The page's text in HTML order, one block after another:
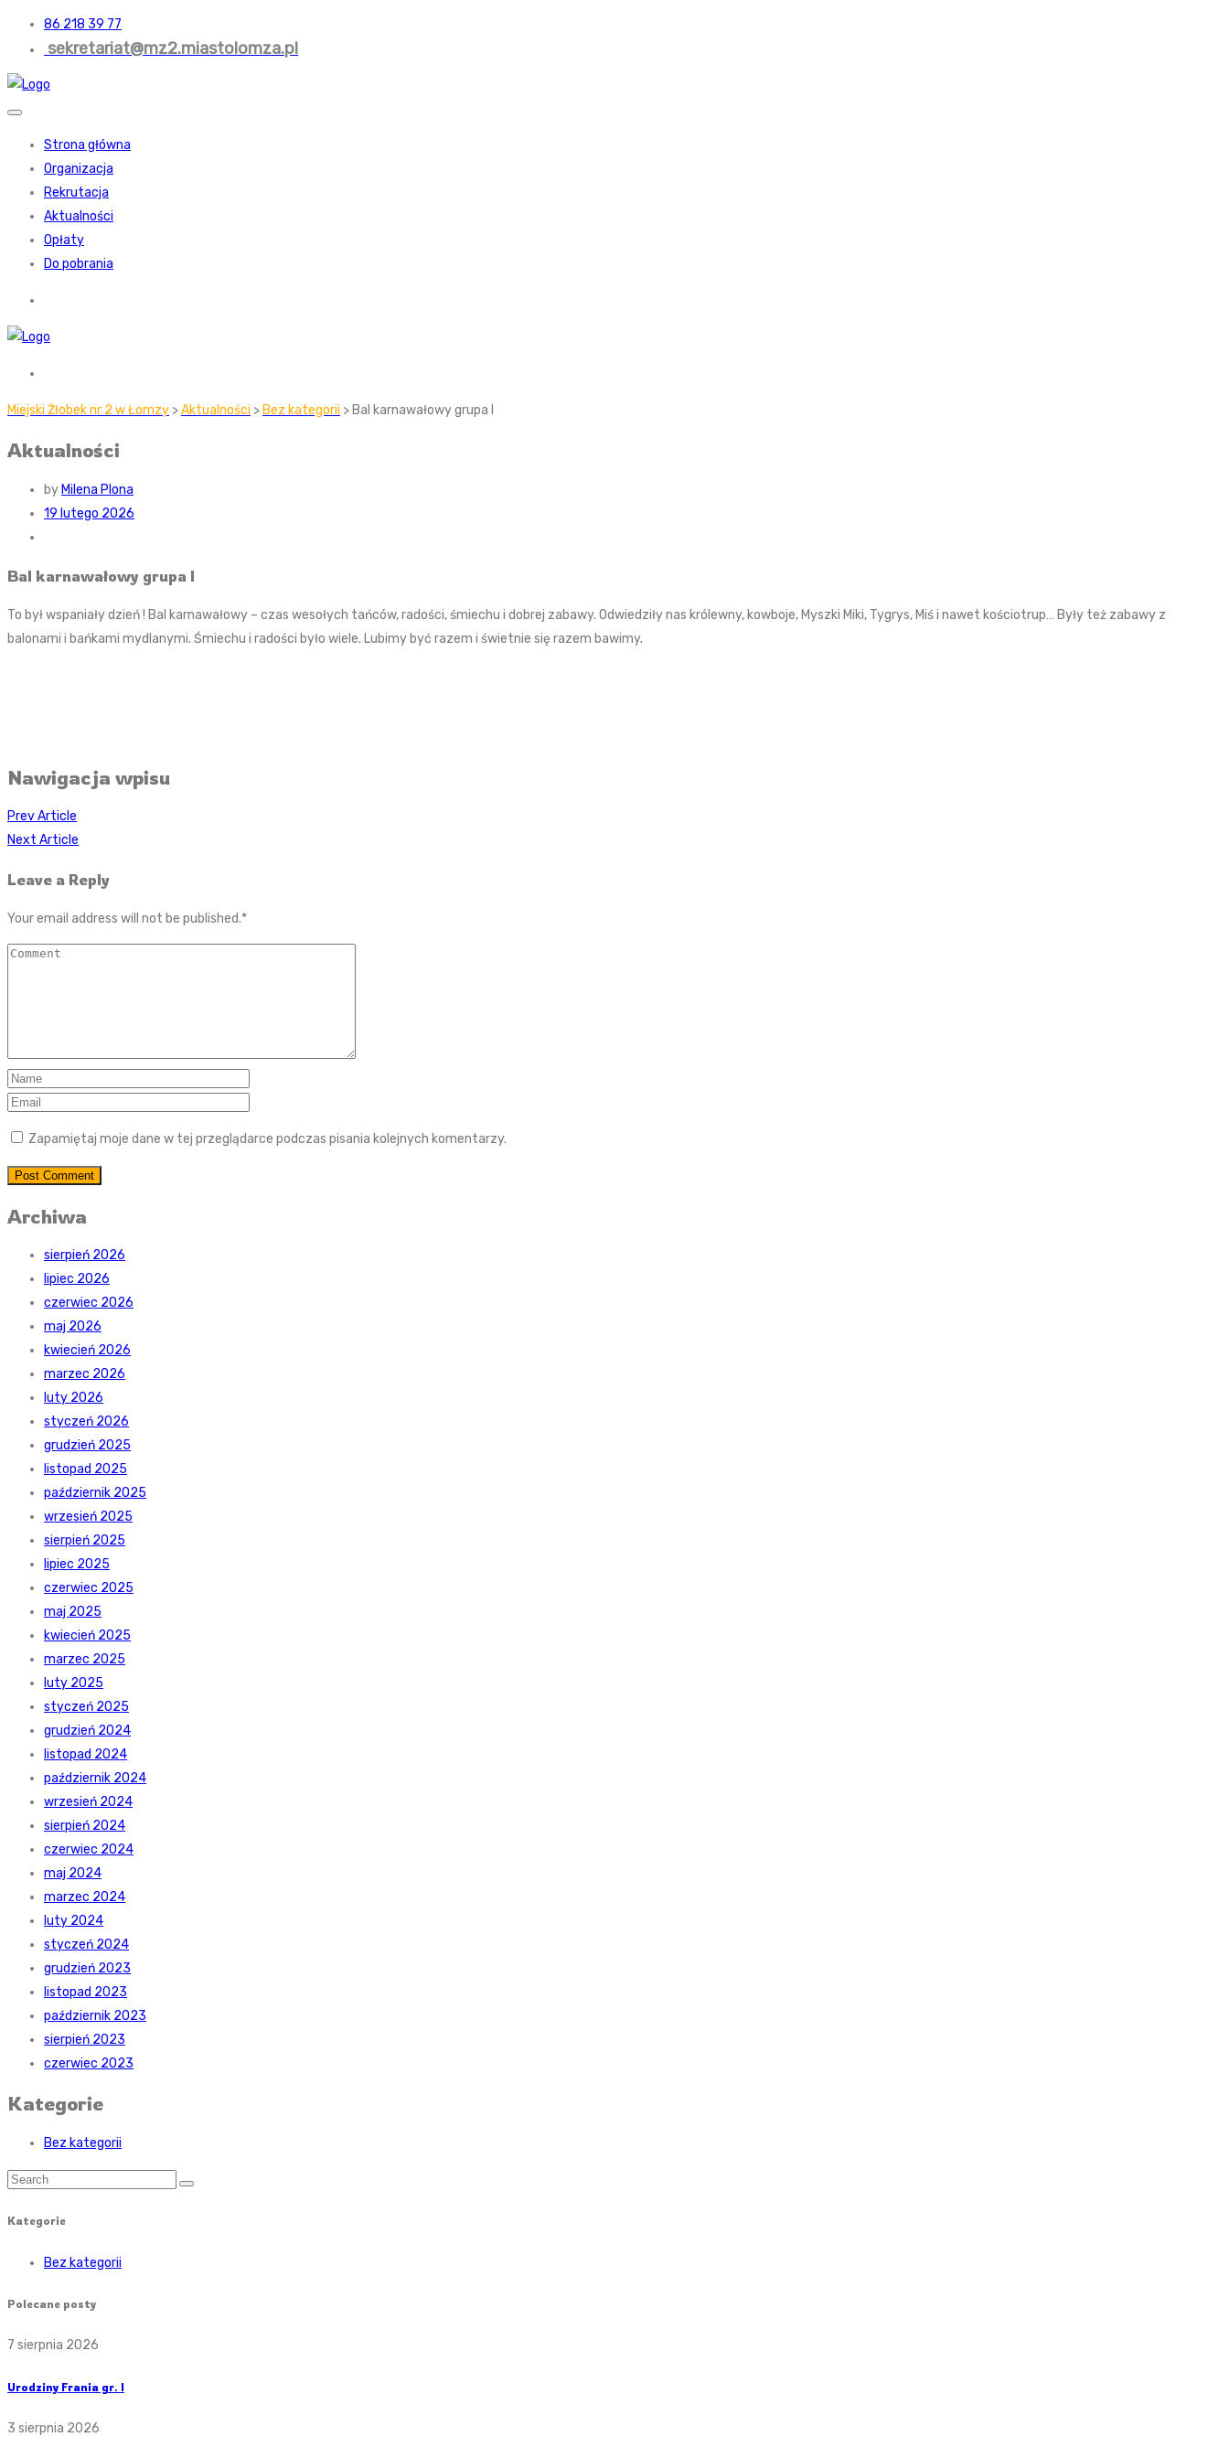
86 218 39 77
sekretariat@mz2.miastolomza.pl
Strona główna
Organizacja
Rekrutacja
Aktualności
Opłaty
Do pobrania
Miejski Żłobek nr 2 w Łomzy >Aktualności > Bez kategorii > Bal karnawałowy grupa I
Aktualności
by Milena Plona
19 lutego 2026
Bal karnawałowy grupa I
To był wspaniały dzień ! Bal karnawałowy – czas wesołych tańców, radości, śmiechu i dobrej zabawy. Odwiedziły nas królewny, kowboje, Myszki Miki, Tygrys, Miś i nawet kościotrup… Były też zabawy z
balonami i bańkami mydlanymi. Śmiechu i radości było wiele. Lubimy być razem i świetnie się razem bawimy.
Nawigacja wpisu
Prev Article
Next Article
Leave a Reply
Your email address will not be published.*
Zapamiętaj moje dane w tej przeglądarce podczas pisania kolejnych komentarzy.
Post Comment
Archiwa
sierpień 2026
lipiec 2026
czerwiec 2026
maj 2026
kwiecień 2026
marzec 2026
luty 2026
styczeń 2026
grudzień 2025
listopad 2025
październik 2025
wrzesień 2025
sierpień 2025
lipiec 2025
czerwiec 2025
maj 2025
kwiecień 2025
marzec 2025
luty 2025
styczeń 2025
grudzień 2024
listopad 2024
październik 2024
wrzesień 2024
sierpień 2024
czerwiec 2024
maj 2024
marzec 2024
luty 2024
styczeń 2024
grudzień 2023
listopad 2023
październik 2023
sierpień 2023
czerwiec 2023
Kategorie
Bez kategorii
Kategorie
Bez kategorii
Polecane posty
7 sierpnia 2026
Urodziny Frania gr. I
3 sierpnia 2026